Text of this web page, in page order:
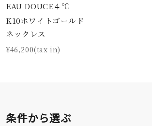
EAU DOUCE４℃
K10ホワイトゴールド
ネックレス
¥46,200(tax in)
条件から選ぶ